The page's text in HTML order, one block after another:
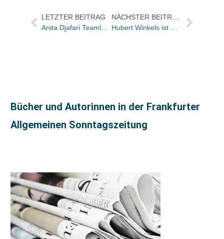
LETZTER BEITRAG
Anita Djafari Teamleiterin von litprom
NÄCHSTER BEITRAG
Hubert Winkels ist Sprecher der Jury beim Deutscher Buchpreis 2009
Bücher und Autorinnen in der Frankfurter
Allgemeinen Sonntagszeitung